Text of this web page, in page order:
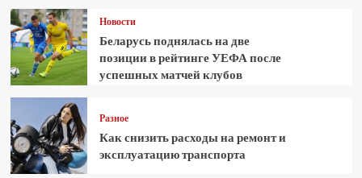
Новости
Беларусь поднялась на две
позиции в рейтинге УЕФА после
успешных матчей клубов
Разное
Как снизить расходы на ремонт и
эксплуатацию транспорта